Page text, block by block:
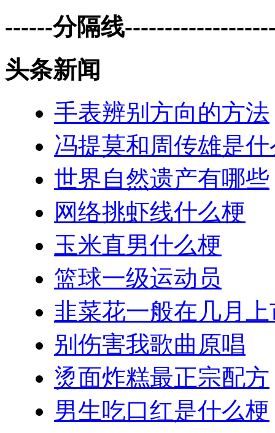
------分隔线
头条新闻
手表辨别方向的方法
冯提莫和周传雄是
世界自然遗产有哪些
网络挑虾线什么梗
玉米直男什么梗
篮球一级运动员
韭菜花一般在几月上
别伤害我歌曲原唱
烫面炸糕最正宗配方
男生吃口红是什么梗